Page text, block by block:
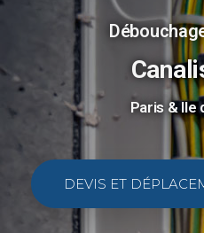
Paris & Ile
DEVIS ET